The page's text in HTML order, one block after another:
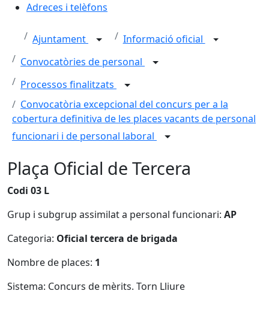
Adreces i telèfons
Ajuntament
Informació oficial
Convocatòries de personal
Processos finalitzats
Convocatòria excepcional del concurs per a la
cobertura definitiva de les places vacants de personal
funcionari i de personal laboral
Plaça Oficial de Tercera
Codi 03 L
Grup i subgrup assimilat a personal funcionari: AP
Categoria: Oficial tercera de brigada
Nombre de places: 1
Sistema: Concurs de mèrits. Torn Lliure